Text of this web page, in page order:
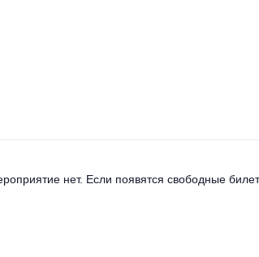
нет. Если появятся свободные